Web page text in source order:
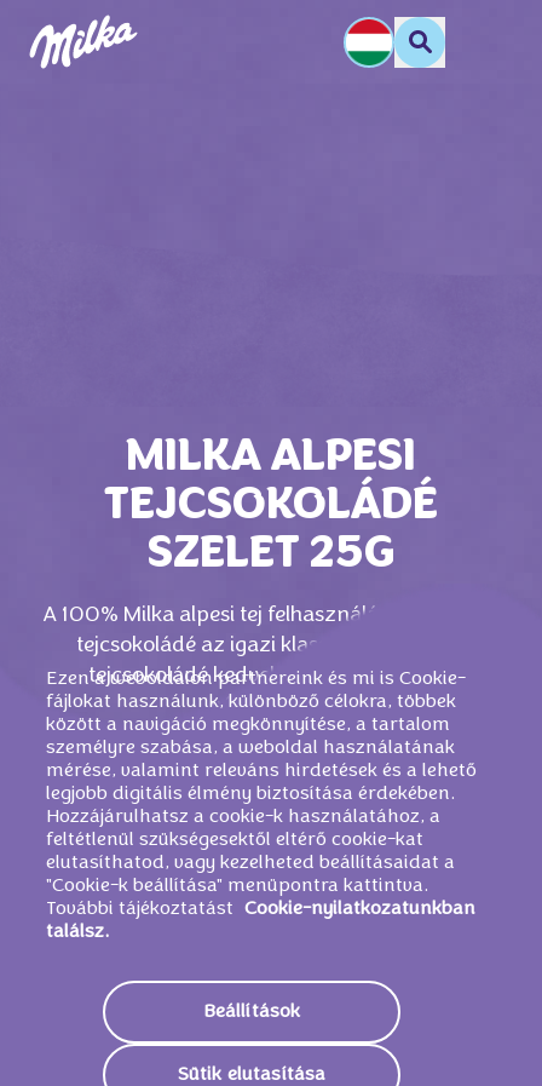
MILKA ALPESI
TEJCSOKOLÁDÉ
SZELET 25G
A 100% Milka alpesi tej felhasználásával készült
tejcsokoládé az igazi klassszikus minden
tejcsokoládé kedvelőnek, már szeletes
változatban.
HASONLÓ TERMÉKEK
Ezen a weboldalon partnereink és mi is Cookie-
fájlokat használunk, különböző célokra, többek
között a navigáció megkönnyítése, a tartalom
személyre szabása, a weboldal használatának
mérése, valamint releváns hirdetések és a lehető
legjobb digitális élmény biztosítása érdekében.
Hozzájárulhatsz a cookie-k használatához, a
feltétlenül szükségesektől eltérő cookie-kat
elutasíthatod, vagy kezelheted beállításaidat a
"Cookie-k beállítása" menüpontra kattintva.
További tájékoztatást
Cookie-nyilatkozatunkban
találsz.
Beállítások
Sütik elutasítása